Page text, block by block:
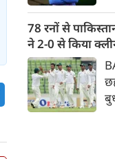
78 रनों से
ने 2-0 से किया